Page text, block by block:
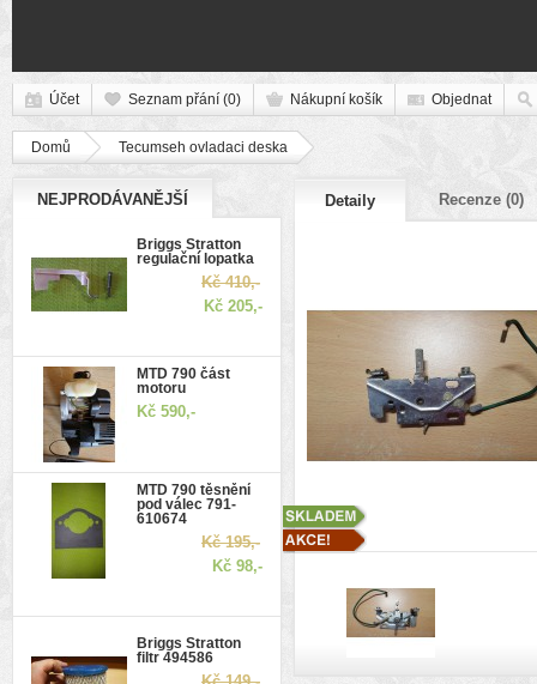
Účet Seznam přání (0) Nákupní košík Objednat
Domů Tecumseh ovladaci deska
NEJPRODÁVANĚJŠÍ
Briggs Stratton
regulační lopatka
Kč 410,-
Kč 205,-
MTD 790 část
motoru
Kč 590,-
MTD 790 těsnění
pod válec 791-
610674
Kč 195,-
Kč 98,-
Briggs Stratton
filtr 494586
Detaily Recenze (0)